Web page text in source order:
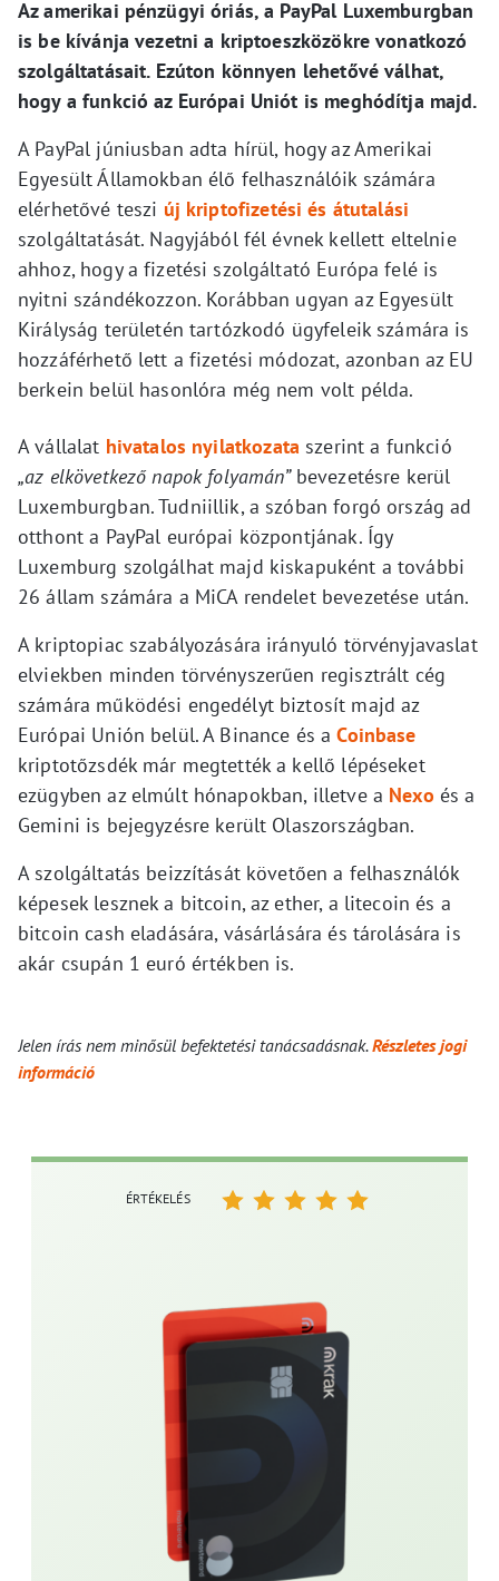
Az amerikai pénzügyi óriás, a PayPal Luxemburgban
is be kívánja vezetni a kriptoeszközökre vonatkozó
szolgáltatásait. Ezúton könnyen lehetővé válhat,
hogy a funkció az Európai Uniót is meghódítja majd.
A PayPal júniusban adta hírül, hogy az Amerikai
Egyesült Államokban élő felhasználóik számára
elérhetővé teszi új kriptofizetési és átutalási
szolgáltatását. Nagyjából fél évnek kellett eltelnie
ahhoz, hogy a fizetési szolgáltató Európa felé is
nyitni szándékozzon. Korábban ugyan az Egyesült
Királyság területén tartózkodó ügyfeleik számára is
hozzáférhető lett a fizetési módozat, azonban az EU
berkein belül hasonlóra még nem volt példa.
A vállalat hivatalos nyilatkozata szerint a funkció
„az elkövetkező napok folyamán” bevezetésre kerül
Luxemburgban. Tudniillik, a szóban forgó ország ad
otthont a PayPal európai központjának. Így
Luxemburg szolgálhat majd kiskapuként a további
26 állam számára a MiCA rendelet bevezetése után.
A kriptopiac szabályozására irányuló törvényjavaslat
elviekben minden törvényszerűen regisztrált cég
számára működési engedélyt biztosít majd az
Európai Unión belül. A Binance és aCoinbase
kriptotőzsdék már megtették a kellő lépéseket
ezügyben az elmúlt hónapokban, illetve a Nexo és a
Gemini is bejegyzésre került Olaszországban.
A szolgáltatás beizzítását követően a felhasználók
képesek lesznek a bitcoin, az ether, a litecoin és a
bitcoin cash eladására, vásárlására és tárolására is
akár csupán 1 euró értékben is.
Jelen írás nem minősül befektetési tanácsadásnak.Részletes jogi
információ
ÉRTÉKELÉS